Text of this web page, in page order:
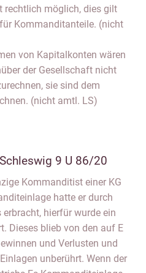
rechtlich möglich, dies gilt
Kommanditanteile. (nicht
von Kapitalkonten wären
der Gesellschaft nicht
sie sind dem
(nicht amtl. LS)
9 U 86/20
Kommanditist einer KG
hatte er durch
hierfür wurde ein
Dieses blieb von den auf E
und Verlusten und
unberührt. Wenn der